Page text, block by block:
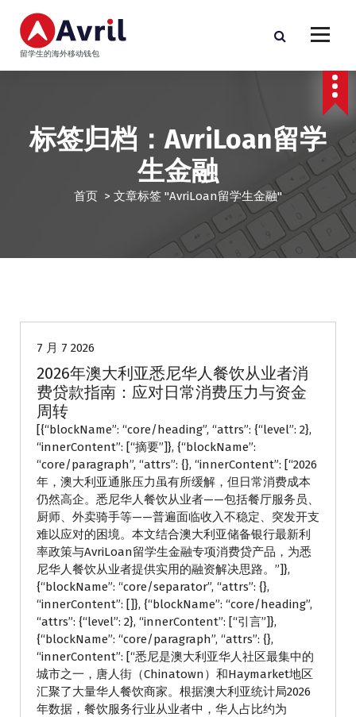
留学生的海外移动钱包
标签归档：AvriLoan留学
生金融
首页 > 文章标签 "AvriLoan留学生金融"
7 月 7 2026
2026年澳大利亚悉尼华人餐饮从业者消
费贷款指南：应对日常消费压力与资金
周转
[{“blockName”: “core/heading”, “attrs”: {“level”: 2},
“innerContent”: [“摘要”]}, {“blockName”:
“core/paragraph”, “attrs”: {}, “innerContent”: [“2026
年，澳大利亚通胀压力虽有所缓解，但日常消费成本
仍然高企。悉尼华人餐饮从业者——包括餐厅服务员、
厨师、外卖骑手等——普遍面临收入不稳定、突发开支
难以应对的困境。本文结合澳大利亚储备银行最新利
率政策与AvriLoan留学生金融专项消费贷产品，为悉
尼华人餐饮从业者提供实用的融资解决思路。”]},
{“blockName”: “core/separator”, “attrs”: {},
“innerContent”: []}, {“blockName”: “core/heading”,
“attrs”: {“level”: 2}, “innerContent”: [“引言”]},
{“blockName”: “core/paragraph”, “attrs”: {},
“innerContent”: [“悉尼是澳大利亚华人社区最集中的
城市之一，唐人街（Chinatown）和Haymarket地区
汇聚了大量华人餐饮商家。根据澳大利亚统计局2026
年数据，餐饮服务行业从业者中，华人占比约为